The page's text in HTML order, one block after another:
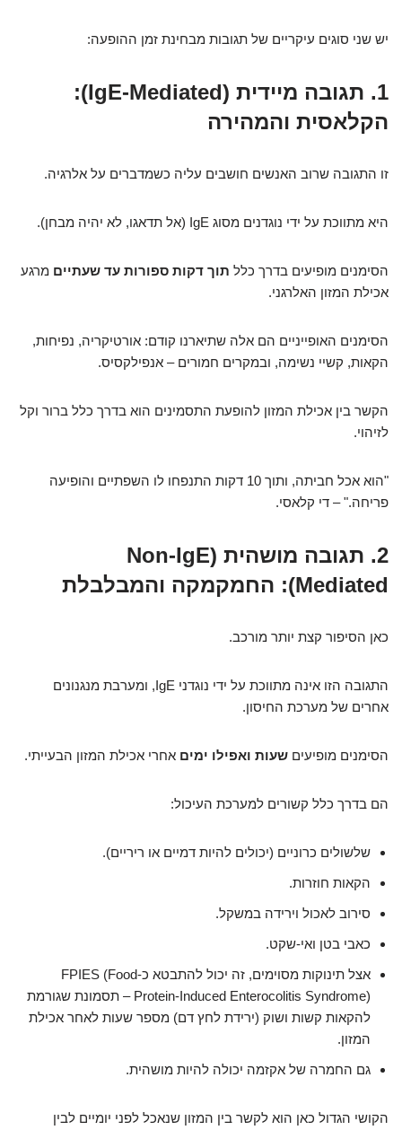
יש שני סוגים עיקריים של תגובות מבחינת זמן ההופעה:
1. תגובה מיידית (IgE-Mediated):
הקלאסית והמהירה
זו התגובה שרוב האנשים חושבים עליה כשמדברים על אלרגיה.
היא מתווכת על ידי נוגדנים מסוג IgE (אל תדאגו, לא יהיה מבחן).
הסימנים מופיעים בדרך כלל תוך דקות ספורות עד שעתיים מרגע
אכילת המזון האלרגני.
הסימנים האופייניים הם אלה שתיארנו קודם: אורטיקריה, נפיחות,
הקאות, קשיי נשימה, ובמקרים חמורים – אנפילקסיס.
הקשר בין אכילת המזון להופעת התסמינים הוא בדרך כלל ברור וקל
לזיהוי.
"הוא אכל חביתה, ותוך 10 דקות התנפחו לו השפתיים והופיעה
פריחה." – די קלאסי.
2. תגובה מושהית (Non-IgE
Mediated): החמקמקה והמבלבלת
כאן הסיפור קצת יותר מורכב.
התגובה הזו אינה מתווכת על ידי נוגדני IgE, ומערבת מנגנונים
אחרים של מערכת החיסון.
הסימנים מופיעים שעות ואפילו ימים אחרי אכילת המזון הבעייתי.
הם בדרך כלל קשורים למערכת העיכול:
שלשולים כרוניים (יכולים להיות דמיים או ריריים).
הקאות חוזרות.
סירוב לאכול וירידה במשקל.
כאבי בטן ואי-שקט.
אצל תינוקות מסוימים, זה יכול להתבטא כ-FPIES (Food
Protein-Induced Enterocolitis Syndrome) – תסמונת שגורמת
להקאות קשות ושוק (ירידת לחץ דם) מספר שעות לאחר אכילת
המזון.
גם החמרה של אקזמה יכולה להיות מושהית.
הקושי הגדול כאן הוא לקשר בין המזון שנאכל לפני יומיים לבין